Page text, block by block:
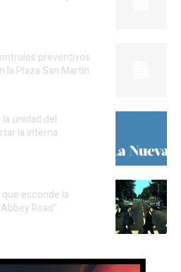
preventivos
la Plaza San Martín
unidad del
la interna
esconde la
Road”